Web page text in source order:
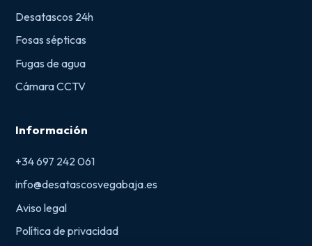
Desatascos 24h
Fosas sépticas
Fugas de agua
Cámara CCTV
Información
+34 697 242 061
info@desatascosvegabaja.es
Aviso legal
Política de privacidad